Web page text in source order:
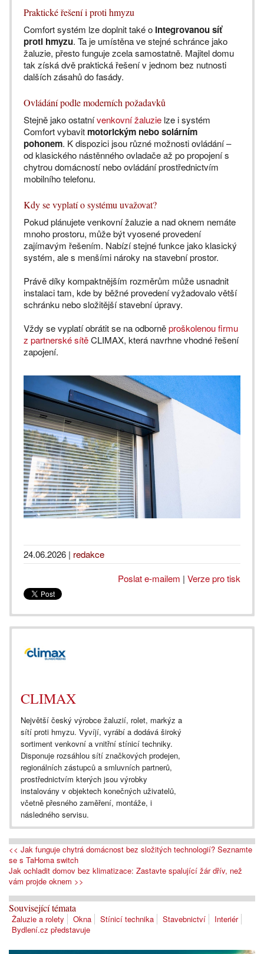
Praktické řešení i proti hmyzu
Comfort systém lze doplnit také o integrovanou síť
proti hmyzu. Ta je umístěna ve stejné schránce jako
žaluzie, přesto funguje zcela samostatně. Majitel domu
tak získá dvě praktická řešení v jednom bez nutnosti
dalších zásahů do fasády.
Ovládání podle moderních požadavků
Stejně jako ostatnívenkovní žaluzie lze i systém
Comfort vybavit motorickým nebo solárním
pohonem. K dispozici jsou různé možnosti ovládání –
od klasického nástěnného ovladače až po propojení s
chytrou domácností nebo ovládání prostřednictvím
mobilního telefonu.
Kdy se vyplatí o systému uvažovat?
Pokud plánujete venkovní žaluzie a nad oknem nemáte
mnoho prostoru, může být vyosené provedení
zajímavým řešením. Nabízí stejné funkce jako klasický
systém, ale s menšími nároky na stavební prostor.
Právě díky kompaktnějším rozměrům může usnadnit
instalaci tam, kde by běžné provedení vyžadovalo větší
schránku nebo složitější stavební úpravy.
Vždy se vyplatí obrátit se na odborněproškolenou firmu
z partnerské sítěCLIMAX, která navrhne vhodné řešení
zapojení.
24.06.2026 | redakce
Poslat e-mailem | Verze pro tisk
CLIMAX
Největší český výrobce žaluzií, rolet, markýz a
sítí proti hmyzu. Vyvíjí, vyrábí a dodává široký
sortiment venkovní a vnitřní stínicí techniky.
Disponuje rozsáhlou sítí značkových prodejen,
regionálních zástupců a smluvních partnerů,
prostřednictvím kterých jsou výrobky
instalovány v objektech konečných uživatelů,
včetně přesného zaměření, montáže, i
následného servisu.
<< Jak funguje chytrá domácnost bez složitých technologií? Seznamte
se s TaHoma switch
Jak ochladit domov bez klimatizace: Zastavte spalující žár dřív, než
vám projde oknem >>
Související témata
Žaluzie a rolety Okna Stínicí technika Stavebnictví
Interiér
Bydlení.cz představuje